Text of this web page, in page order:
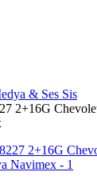
& Ses Sis
2+16G